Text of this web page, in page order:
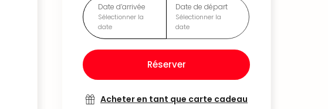
Date d’arrivée
Sélectionner la
date
Date de départ
Sélectionner la
date
Réserver
Acheter en tant que carte cadeau